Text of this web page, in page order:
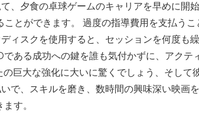
、夕食の卓球ゲームのキャリアを早めに開
とができます。 過度の指導費用を支払う
ィスクを使用すると、セッションを何度も
ある成功への鍵を誰も気付かずに、アクテ
巨大な強化に大いに驚くでしょう、そして
で、スキルを磨き、数時間の興味深い映画
す。